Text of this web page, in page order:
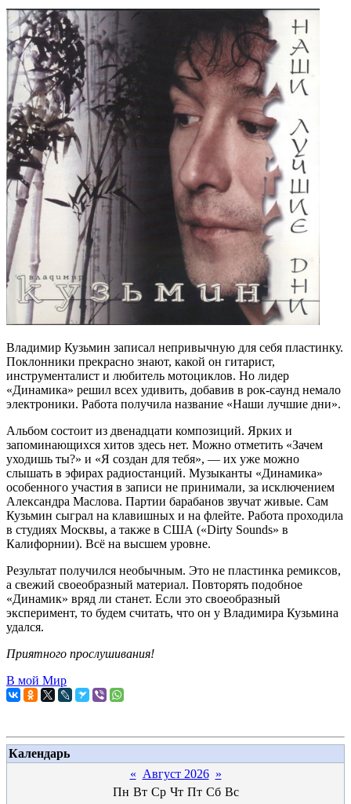
Владимир Кузьмин записал непривычную для себя пластинку.
Поклонники прекрасно знают, какой он гитарист,
инструменталист и любитель мотоциклов. Но лидер
«Динамика» решил всех удивить, добавив в рок-саунд немало
электроники. Работа получила название «Наши лучшие дни».
Альбом состоит из двенадцати композиций. Ярких и
запоминающихся хитов здесь нет. Можно отметить «Зачем
уходишь ты?» и «Я создан для тебя», — их уже можно
слышать в эфирах радиостанций. Музыканты «Динамика»
особенного участия в записи не принимали, за исключением
Александра Маслова. Партии барабанов звучат живые. Сам
Кузьмин сыграл на клавишных и на флейте. Работа проходила
в студиях Москвы, а также в США («Dirty Sounds» в
Калифорнии). Всё на высшем уровне.
Результат получился необычным. Это не пластинка ремиксов,
а свежий своеобразный материал. Повторять подобное
«Динамик» вряд ли станет. Если это своеобразный
эксперимент, то будем считать, что он у Владимира Кузьмина
удался.
Приятного прослушивания!
В мой Мир
Календарь
« Август 2026 »
Пн Вт Ср Чт Пт Сб Вс